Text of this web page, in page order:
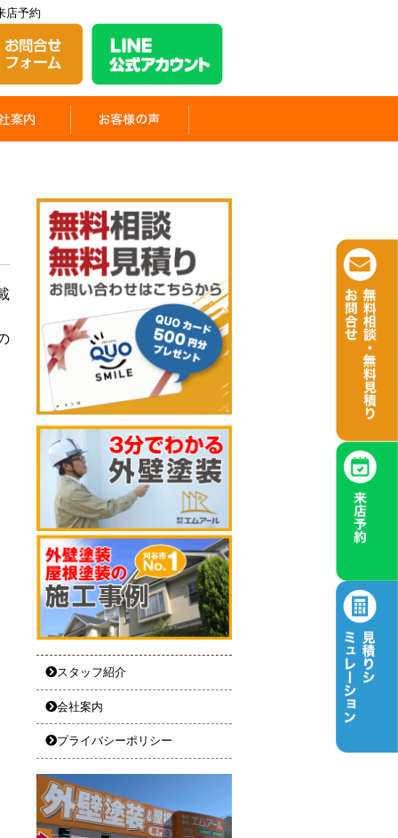
店予約
スタッフ紹介
会社案内
プライバシーポリシー